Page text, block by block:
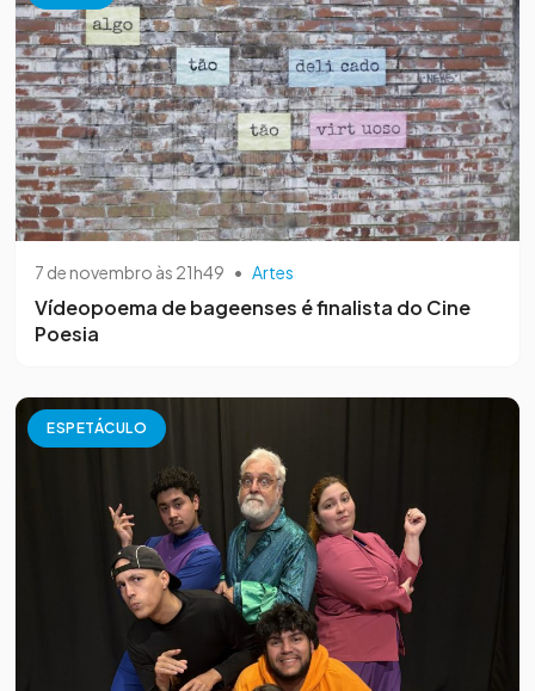
7 de novembro às 21h49 • Artes
Vídeopoema de bageenses é finalista do Cine
Poesia
ESPETÁCULO